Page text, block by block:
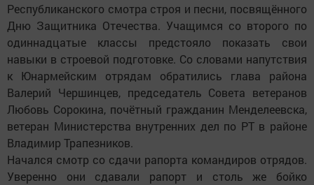
Республиканского смотра строя и песни, посвящённого
Дню Защитника Отечества. Учащимся со второго по
одиннадцатые классы предстояло показать свои
навыки в строевой подготовке. Со словами напутствия
к Юнармейским отрядам обратились глава района
Валерий Чершинцев, председатель Совета ветеранов
Любовь Сорокина, почётный гражданин Менделеевска,
ветеран Министерства внутренних дел по РТ в районе
Владимир Трапезников.
Начался смотр со сдачи рапорта командиров отрядов.
Уверенно они сдавали рапорт и столь же бойко